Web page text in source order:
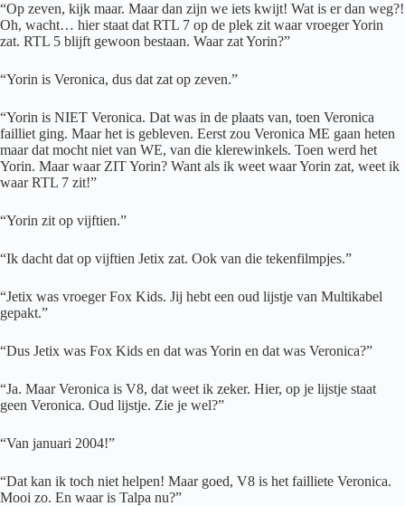
“Op zeven, kijk maar. Maar dan zijn we iets kwijt! Wat is er dan weg?!
Oh, wacht… hier staat dat RTL 7 op de plek zit waar vroeger Yorin
zat. RTL 5 blijft gewoon bestaan. Waar zat Yorin?”
“Yorin is Veronica, dus dat zat op zeven.”
“Yorin is NIET Veronica. Dat was in de plaats van, toen Veronica
failliet ging. Maar het is gebleven. Eerst zou Veronica ME gaan heten
maar dat mocht niet van WE, van die klerewinkels. Toen werd het
Yorin. Maar waar ZIT Yorin? Want als ik weet waar Yorin zat, weet ik
waar RTL 7 zit!”
“Yorin zit op vijftien.”
“Ik dacht dat op vijftien Jetix zat. Ook van die tekenfilmpjes.”
“Jetix was vroeger Fox Kids. Jij hebt een oud lijstje van Multikabel
gepakt.”
“Dus Jetix was Fox Kids en dat was Yorin en dat was Veronica?”
“Ja. Maar Veronica is V8, dat weet ik zeker. Hier, op je lijstje staat
geen Veronica. Oud lijstje. Zie je wel?”
“Van januari 2004!”
“Dat kan ik toch niet helpen! Maar goed, V8 is het failliete Veronica.
Mooi zo. En waar is Talpa nu?”